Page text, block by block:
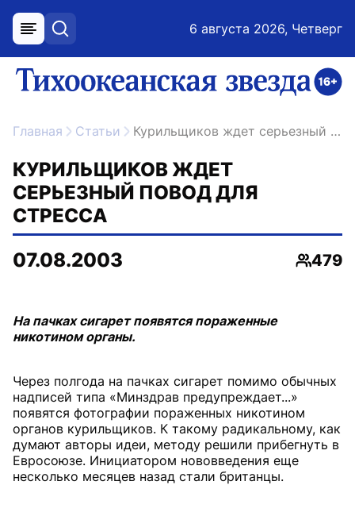
меню поиск 6 августа 2026, Четверг
ссылка на главную
Главная Статьи Курильщиков ждет серьезный повод для стресса
КУРИЛЬЩИКОВ ЖДЕТ
СЕРЬЕЗНЫЙ ПОВОД ДЛЯ
СТРЕССА
07.08.2003
479
На пачках сигарет появятся пораженные
никотином органы.
Через полгода на пачках сигарет помимо обычных
надписей типа «Минздрав предупреждает...»
появятся фотографии пораженных никотином
органов курильщиков. К такому радикальному, как
думают авторы идеи, методу решили прибегнуть в
Евросоюзе. Инициатором нововведения еще
несколько месяцев назад стали британцы.